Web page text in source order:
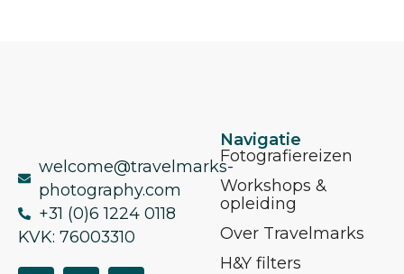
welcome@travelmarks-
photography.com
+31 (0)6 1224 0118
KVK: 76003310
Navigatie
Fotografiereizen
Workshops &
opleiding
Over Travelmarks
H&Y filters